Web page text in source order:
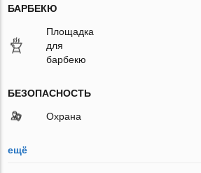
БАРБЕКЮ
Площадка
для
барбекю
БЕЗОПАСНОСТЬ
Охрана
ещё